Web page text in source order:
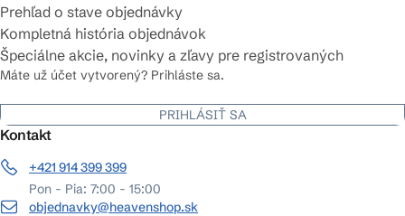
Prehľad o stave objednávky
Kompletná história objednávok
Špeciálne akcie, novinky a zľavy pre registrovaných
Máte už účet vytvorený? Prihláste sa.
PRIHLÁSIŤ SA
Kontakt
+421 914 399 399
Pon - Pia: 7:00 - 15:00
objednavky@heavenshop.sk